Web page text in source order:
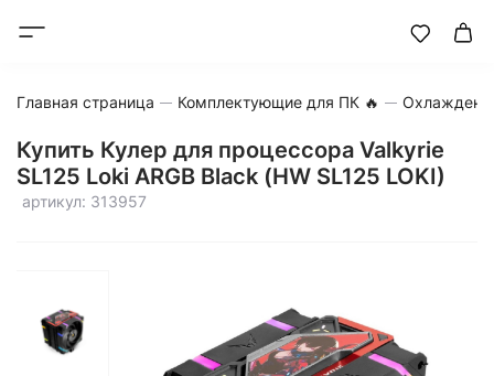
Главная страница Комплектующие для ПК 🔥
Купить Кулер для процессора Valkyrie
SL125 Loki ARGB Black (HW SL125 LOKI)
артикул: 313957